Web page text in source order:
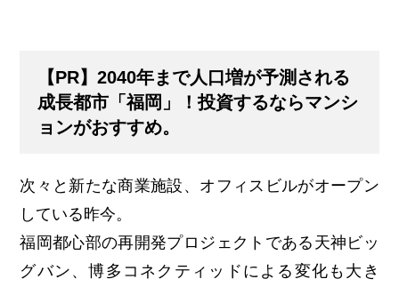
【PR】2040年まで人口増が予測される
成長都市「福岡」！投資するならマンシ
ョンがおすすめ。
次々と新たな商業施設、オフィスビルがオープン
している昨今。
福岡都心部の再開発プロジェクトである天神ビッ
グバン、博多コネクティッドによる変化も大き